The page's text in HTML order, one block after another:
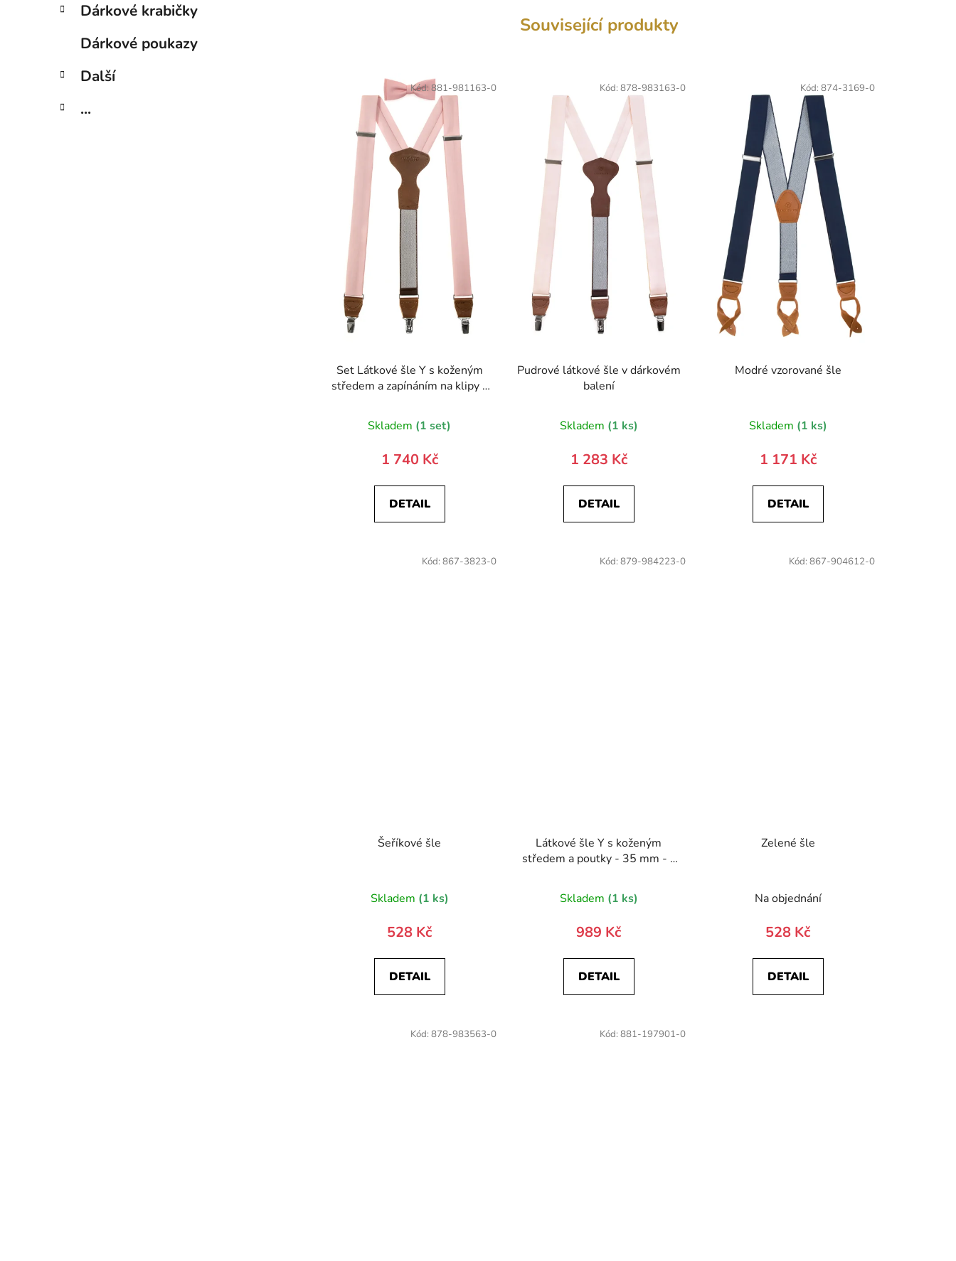
Dárkové krabičky
Dárkové poukazy
Další
...
Související produkty
Set Látkové šle Y s koženým
středem a zapínáním na klipy -
881-981163-0
Skladem (1 set)
1 740 Kč
DETAIL
Kód: 881-981163-0
Pudrové látkové šle v dárkovém
balení
Skladem (1 ks)
1 283 Kč
DETAIL
Kód: 878-983163-0
Modré vzorované šle
Skladem (1 ks)
1 171 Kč
DETAIL
Kód: 874-3169-0
Šeříkové šle
Skladem (1 ks)
528 Kč
DETAIL
Kód: 867-3823-0
Látkové šle Y s koženým
středem a poutky - 35 mm - v
Skladem (1 ks)
989 Kč
DETAIL
Kód: 879-984223-0
Zelené šle
Na objednání
528 Kč
DETAIL
Kód: 867-904612-0
Kód: 878-983563-0 Kód: 881-197901-0